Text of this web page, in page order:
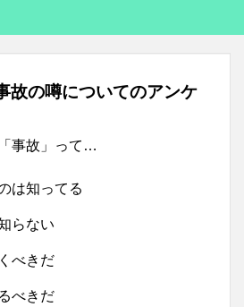
故の噂についてのアンケ
事故」って…
は知ってる
らない
べきだ
べきだ